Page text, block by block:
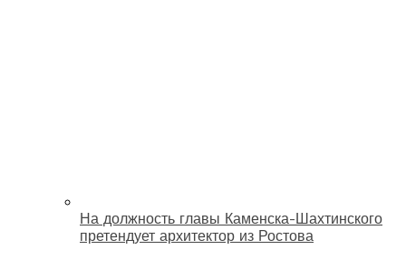
На должность главы Каменска-Шахтинского
претендует архитектор из Ростова